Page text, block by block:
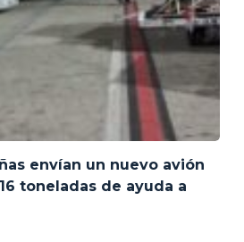
envían un nuevo avión
toneladas de ayuda a